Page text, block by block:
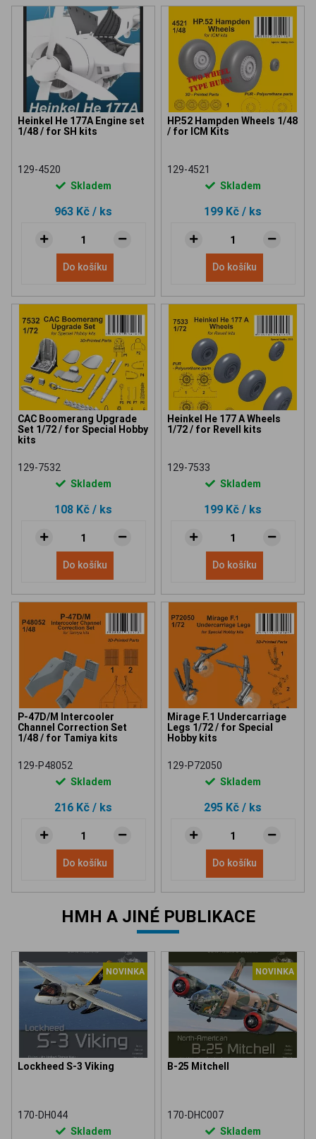
Heinkel He 177A Engine set
1/48 / for SH kits
129-4520
Skladem
963 Kč / ks
Do košíku
HP.52 Hampden Wheels 1/48
/ for ICM Kits
129-4521
Skladem
199 Kč / ks
Do košíku
CAC Boomerang Upgrade
Set 1/72 / for Special Hobby
kits
129-7532
Skladem
108 Kč / ks
Do košíku
Heinkel He 177 A Wheels
1/72 / for Revell kits
129-7533
Skladem
199 Kč / ks
Do košíku
P-47D/M Intercooler
Channel Correction Set
1/48 / for Tamiya kits
129-P48052
Skladem
216 Kč / ks
Do košíku
Mirage F.1 Undercarriage
Legs 1/72 / for Special
Hobby kits
129-P72050
Skladem
295 Kč / ks
Do košíku
HMH A JINÉ PUBLIKACE
NOVINKA
Lockheed S-3 Viking
170-DH044
Skladem
NOVINKA
B-25 Mitchell
170-DHC007
Skladem